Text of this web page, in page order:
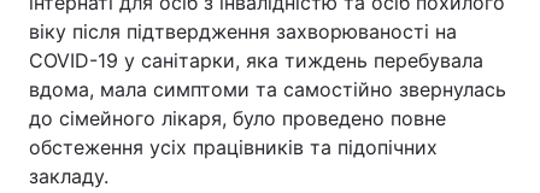
віку після підтвердження захворюваності на
COVID-19 у санітарки, яка тиждень перебувала
вдома, мала симптоми та самостійно звернулась
до сімейного лікаря, було проведено повне
обстеження усіх працівників та підопічних
закладу.